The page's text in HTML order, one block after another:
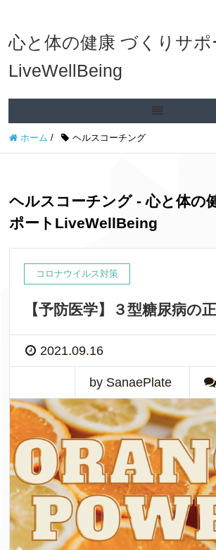
心と体の健康 づくりサポ
LiveWellBeing
ホーム / ヘルスコーチング
ヘルスコーチング - 心と体の
ポートLiveWellBeing
コロナウイルス対策
【予防医学】３型糖尿病の
2021.09.16
by SanaePlate